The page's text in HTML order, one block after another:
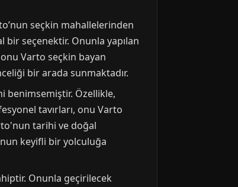
seçkin mahallelerinden
seçenektir. Onunla yapılan
Varto seçkin bayan
bir arada sunmaktadır.
benimsemiştir. Özellikle,
tavırları, onu Varto
tarihi ve doğal
keyifli bir yolculuğa
Onunla geçirilecek